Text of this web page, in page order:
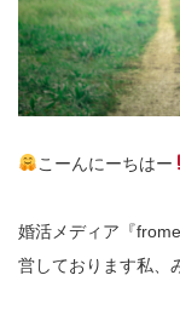
こーんにーちはー
婚活メディア『
営しております私、